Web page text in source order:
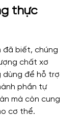
thực
đã biết, chúng
chất xơ
dùng để hỗ trợ
phần tự
mà còn cung
cơ thể.